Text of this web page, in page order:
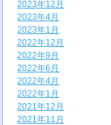
2023年12月
2023年4月
2023年1月
2022年12月
2022年9月
2022年6月
2022年4月
2022年1月
2021年12月
2021年11月